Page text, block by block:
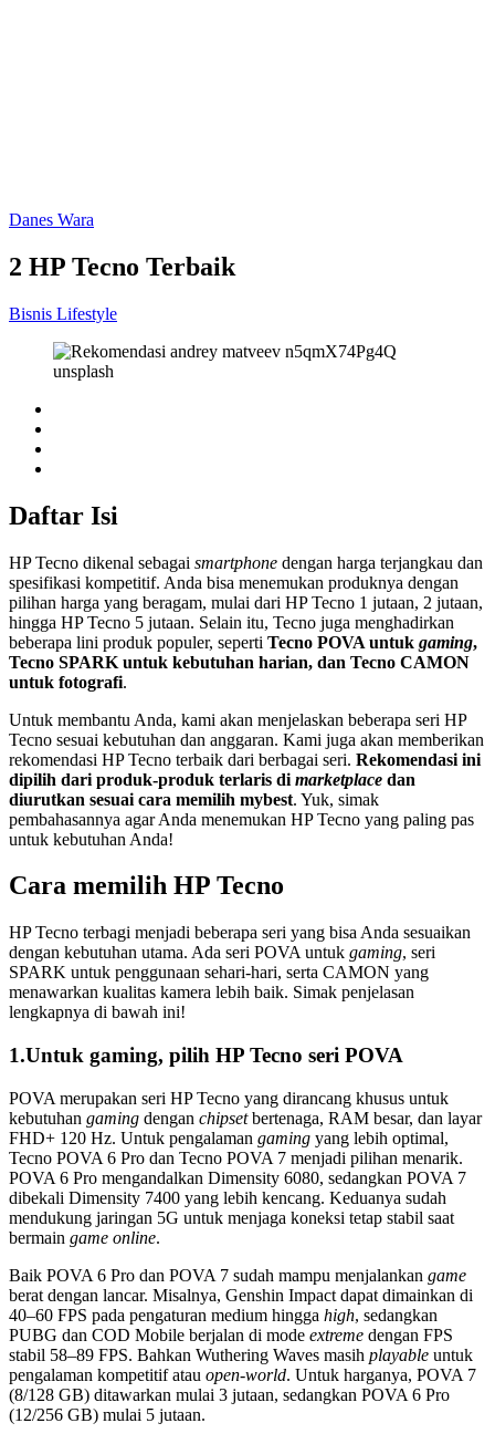
Danes Wara
2 HP Tecno Terbaik
Bisnis Lifestyle
Daftar Isi
HP Tecno dikenal sebagai smartphone dengan harga terjangkau dan
spesifikasi kompetitif. Anda bisa menemukan produknya dengan
pilihan harga yang beragam, mulai dari HP Tecno 1 jutaan, 2 jutaan,
hingga HP Tecno 5 jutaan. Selain itu, Tecno juga menghadirkan
beberapa lini produk populer, seperti Tecno POVA untuk gaming,
Tecno SPARK untuk kebutuhan harian, dan Tecno CAMON
untuk fotografi.
Untuk membantu Anda, kami akan menjelaskan beberapa seri HP
Tecno sesuai kebutuhan dan anggaran. Kami juga akan memberikan
rekomendasi HP Tecno terbaik dari berbagai seri. Rekomendasi ini
dipilih dari produk-produk terlaris di marketplace dan
diurutkan sesuai cara memilih mybest. Yuk, simak
pembahasannya agar Anda menemukan HP Tecno yang paling pas
untuk kebutuhan Anda!
Cara memilih HP Tecno
HP Tecno terbagi menjadi beberapa seri yang bisa Anda sesuaikan
dengan kebutuhan utama. Ada seri POVA untuk gaming, seri
SPARK untuk penggunaan sehari-hari, serta CAMON yang
menawarkan kualitas kamera lebih baik. Simak penjelasan
lengkapnya di bawah ini!
1.Untuk gaming, pilih HP Tecno seri POVA
POVA merupakan seri HP Tecno yang dirancang khusus untuk
kebutuhan gaming dengan chipsetbertenaga, RAM besar, dan layar
FHD+ 120 Hz. Untuk pengalaman gaming yang lebih optimal,
Tecno POVA 6 Pro dan Tecno POVA 7 menjadi pilihan menarik.
POVA 6 Pro mengandalkan Dimensity 6080, sedangkan POVA 7
dibekali Dimensity 7400 yang lebih kencang. Keduanya sudah
mendukung jaringan 5G untuk menjaga koneksi tetap stabil saat
bermain game online.
Baik POVA 6 Pro dan POVA 7 sudah mampu menjalankan game
berat dengan lancar. Misalnya, Genshin Impact dapat dimainkan di
40–60 FPS pada pengaturan medium hingga high, sedangkan
PUBG dan COD Mobile berjalan di mode extreme dengan FPS
stabil 58–89 FPS. Bahkan Wuthering Waves masih playable untuk
pengalaman kompetitif atau open-world. Untuk harganya, POVA 7
(8/128 GB) ditawarkan mulai 3 jutaan, sedangkan POVA 6 Pro
(12/256 GB) mulai 5 jutaan.